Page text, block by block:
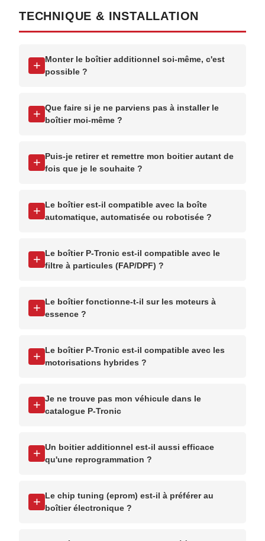
TECHNIQUE & INSTALLATION
+ Monter le boîtier additionnel soi-même, c'est
possible ?
+ Que faire si je ne parviens pas à installer le
boîtier moi-même ?
+ Puis-je retirer et remettre mon boitier autant de
fois que je le souhaite ?
+ Le boîtier est-il compatible avec la boîte
automatique, automatisée ou robotisée ?
+ Le boîtier P-Tronic est-il compatible avec le
filtre à particules (FAP/DPF) ?
+ Le boîtier fonctionne-t-il sur les moteurs à
essence ?
+ Le boîtier P-Tronic est-il compatible avec les
motorisations hybrides ?
+ Je ne trouve pas mon véhicule dans le
catalogue P-Tronic
+ Un boitier additionnel est-il aussi efficace
qu'une reprogrammation ?
+ Le chip tuning (eprom) est-il à préférer au
boîtier électronique ?